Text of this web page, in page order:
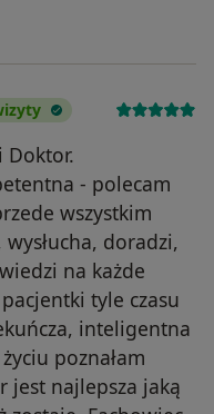
Doktor.
- polecam
wszystkim
doradzi,
na każde
tyle czasu
inteligentna
poznałam
jest najlepsza jaką